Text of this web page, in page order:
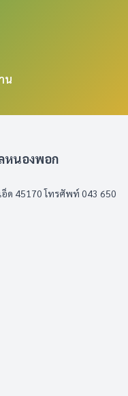
น
หนองพอก
ด 45170 โทรศัพท์ 043 650